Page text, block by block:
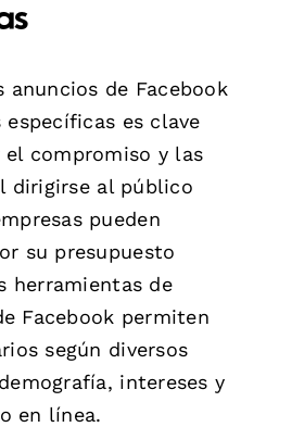
anuncios de Facebook
específicas es clave
el compromiso y las
dirigirse al público
pueden
su presupuesto
herramientas de
Facebook permiten
según diversos
intereses y
en línea.